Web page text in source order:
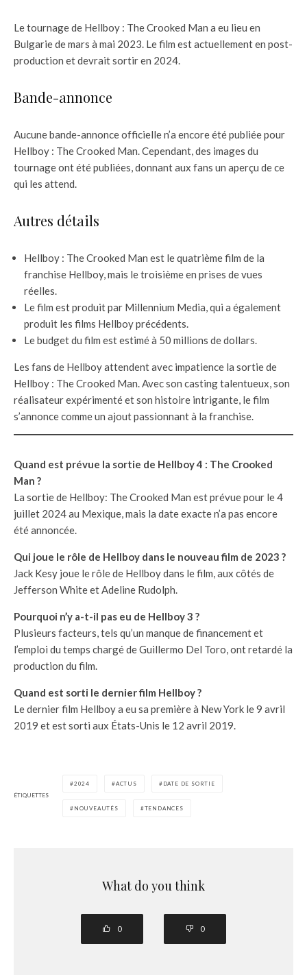
Le tournage de Hellboy : The Crooked Man a eu lieu en
Bulgarie de mars à mai 2023. Le film est actuellement en post-
production et devrait sortir en 2024.
Bande-annonce
Aucune bande-annonce officielle n’a encore été publiée pour
Hellboy : The Crooked Man. Cependant, des images du
tournage ont été publiées, donnant aux fans un aperçu de ce
qui les attend.
Autres détails
Hellboy : The Crooked Man est le quatrième film de la
franchise Hellboy, mais le troisième en prises de vues
réelles.
Le film est produit par Millennium Media, qui a également
produit les films Hellboy précédents.
Le budget du film est estimé à 50 millions de dollars.
Les fans de Hellboy attendent avec impatience la sortie de
Hellboy : The Crooked Man. Avec son casting talentueux, son
réalisateur expérimenté et son histoire intrigante, le film
s’annonce comme un ajout passionnant à la franchise.
Quand est prévue la sortie de Hellboy 4 : The Crooked
Man ?
La sortie de Hellboy: The Crooked Man est prévue pour le 4
juillet 2024 au Mexique, mais la date exacte n’a pas encore
été annoncée.
Qui joue le rôle de Hellboy dans le nouveau film de 2023 ?
Jack Kesy joue le rôle de Hellboy dans le film, aux côtés de
Jefferson White et Adeline Rudolph.
Pourquoi n’y a-t-il pas eu de Hellboy 3 ?
Plusieurs facteurs, tels qu’un manque de financement et
l’emploi du temps chargé de Guillermo Del Toro, ont retardé la
production du film.
Quand est sorti le dernier film Hellboy ?
Le dernier film Hellboy a eu sa première à New York le 9 avril
2019 et est sorti aux États-Unis le 12 avril 2019.
ÉTIQUETTES
2024 ACTUS DATE DE SORTIE
NOUVEAUTÉS TENDANCES
What do you think
0 0